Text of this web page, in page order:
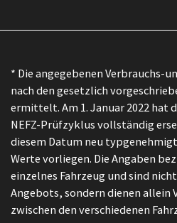
* Die angegebenen Verbrauchs-
nach den gesetzlich
ermittelt. Am 1. Januar 2022 hat
NEFZ-Prüfzyklus vollständig
diesem Datum neu
Werte vorliegen. Die Angaben
einzelnes Fahrzeug und sind
Angebots, sondern dienen allein
zwischen den verschiedenen